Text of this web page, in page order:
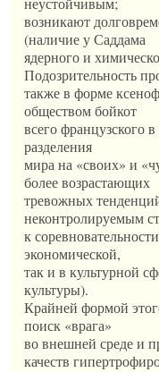
возникают
(наличие у Саддама
ядерного и
Подозрительность
также в форме
обществом бойкот
всего французского
разделения
мира на «своих» и
более возрастающих
тревожных
неконтролируемым
к
экономической,
так и в культурной
культуры).
Крайней формой
поиск «врага»
во внешней среде и
качеств